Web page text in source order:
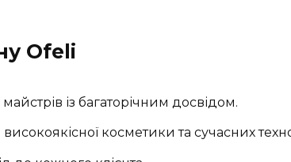
Ofeli
із багаторічним досвідом.
косметики та сучасних